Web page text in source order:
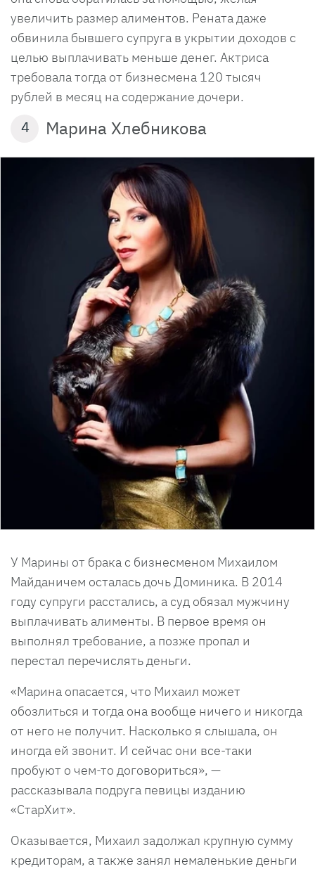
увеличить размер алиментов. Рената даже
обвинила бывшего супруга в укрытии доходов с
целью выплачивать меньше денег. Актриса
требовала тогда от бизнесмена 120 тысяч
рублей в месяц на содержание дочери.
4 Марина Хлебникова
У Марины от брака с бизнесменом Михаилом
Майданичем осталась дочь Доминика. В 2014
году супруги расстались, а суд обязал мужчину
выплачивать алименты. В первое время он
выполнял требование, а позже пропал и
перестал перечислять деньги.
«Марина опасается, что Михаил может
обозлиться и тогда она вообще ничего и никогда
от него не получит. Насколько я слышала, он
иногда ей звонит. И сейчас они все-таки
пробуют о чем-то договориться», —
рассказывала подруга певицы изданию
«СтарХит».
Оказывается, Михаил задолжал крупную сумму
кредиторам, а также занял немаленькие деньги